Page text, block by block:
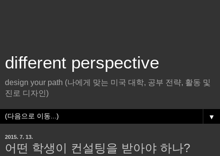
different perspective
design your path (나에게 맞는 미국 대학, 공부 전략, 활동 및
진로 디자인)
▼
2015. 7. 13.
어떤 학생이 컨설팅을 받아야 하나?